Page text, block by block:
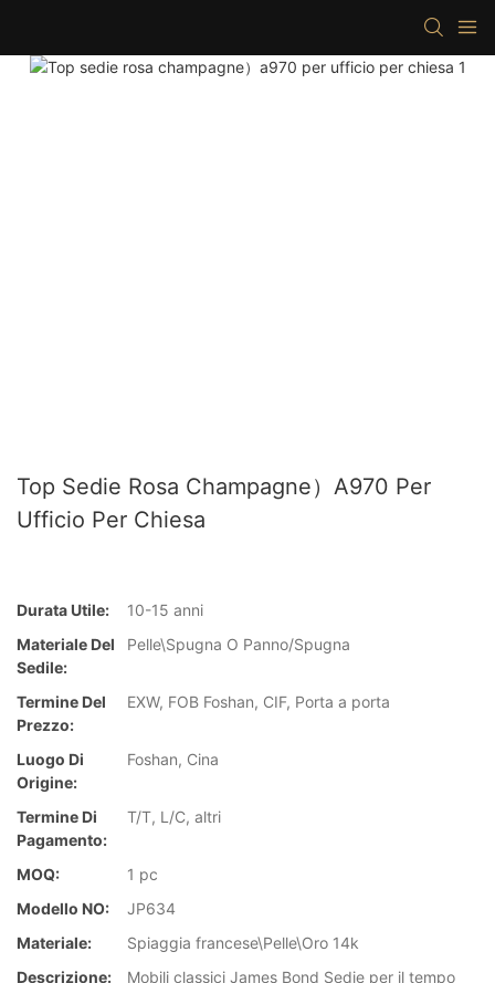
Top Sedie Rosa Champagne）a970 Per
Ufficio Per Chiesa
Durata Utile:
10-15 anni
Materiale Del
Sedile:
Pelle\Spugna O Panno/Spugna
Termine Del
Prezzo:
EXW, FOB Foshan, CIF, Porta a porta
Luogo Di
Origine:
Foshan, Cina
Termine Di
Pagamento:
T/T, L/C, altri
MOQ:
1 pc
Modello NO:
JP634
Materiale:
Spiaggia francese\Pelle\Oro 14k
Descrizione:
Mobili classici James Bond Sedie per il tempo